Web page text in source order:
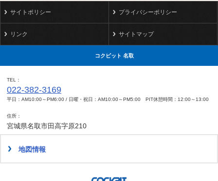
サイトポリシー プライバシーポリシー
リンク サイトマップ
コクピット 名取
TEL
022-382-3169
平日：AM10:00～PM6:00 / 日曜・祝日：AM10:00～PM5:00 PIT休憩時間：12:00～13:00
住所
宮城県名取市田高字原210
地図情報